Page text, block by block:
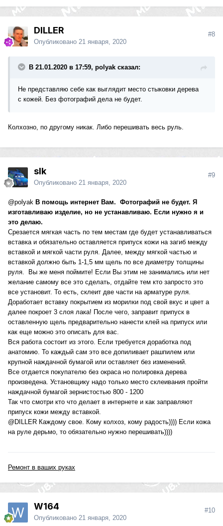
DILLER
Опубликовано 21 января, 2020
#8
В 21.01.2020 в 17:59, polyak сказал:
Не представляю себе как выглядит место стыковки дерева
с кожей. Без фотографий дела не будет.
Колхозно, по другому никак. Либо перешивать весь руль.
slk
Опубликовано 21 января, 2020
#9
@polyak В помощь интернет Вам. Фотографий не будет. Я
изготавливаю изделие, но не устанавливаю. Если нужно я и
это делаю.
Срезается мягкая часть по тем местам где будет устанавливаться
вставка и обязательно оставляется припуск кожи на загиб между
вставкой и мягкой части руля. Далее, между мягкой частью и
вставкой должно быть 1-1,5 мм щель по все диаметру толщины
руля. Вы же меня поймите! Если Вы этим не занимались или нет
желание самому все это сделать, отдайте тем кто запросто это
все установит. То есть, склеит две части на арматуре руля.
Доработает вставку покрытием из морилки под свой вкус и цвет а
далее покроет 3 слоя лака! После чего, заправит припуск в
оставленную щель предварительно нанести клей на припуск или
как еще можно это описать для вас.
Вся работа состоит из этого. Если требуется доработка под
анатомию. То каждый сам это все допиливает рашпилем или
крупной наждачной бумагой или оставляет без изменений.
Все отдается покупателю без окраса но полировка дерева
произведена. Установщику надо только место склеивания пройти
наждачной бумагой зернистостью 800 - 1200
Так что смотри кто что делает в интернете и как заправляют
припуск кожи между вставкой.
@DILLER Каждому свое. Кому колхоз, кому радость)))) Если кожа
на руле дерьмо, то обязательно нужно перешивать))))
Ремонт в ваших руках
W164
Опубликовано 21 января, 2020
#10